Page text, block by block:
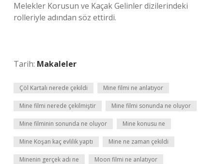
Melekler Korusun ve Kaçak Gelinler dizilerindeki
rolleriyle adından söz ettirdi.
Tarih: Makaleler
Çöl Kartalı nerede çekildi Mine filmi ne anlatıyor
Mine filmi nerede çekilmiştir Mine filmi sonunda ne oluyor
Mine filminin sonunda ne oluyor Mine konusu ne
Mine Koşan kaç evlilik yaptı Mine ne zaman çekildi
Minenin gerçek adı ne Moon filmi ne anlatıyor